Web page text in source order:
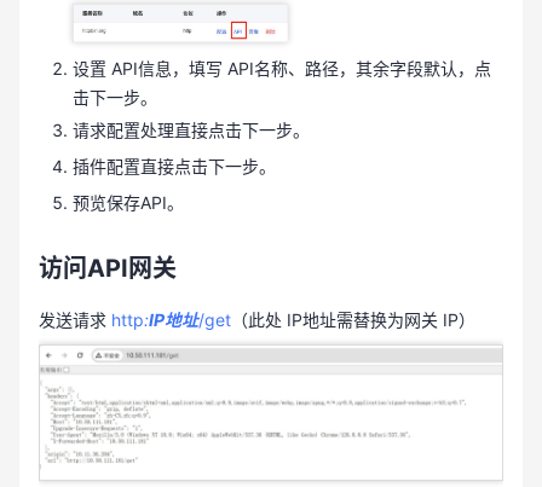
设置 API信息，填写 API名称、路径，其余字段默认，点
击下一步。
请求配置处理直接点击下一步。
插件配置直接点击下一步。
预览保存API。
访问API网关
发送请求 http:IP地址/get （此处 IP地址需替换为网关 IP）